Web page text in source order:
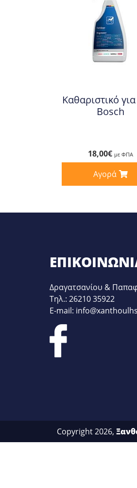
Καθαριστικό
Bosch
18,00€ με ΦΠΑ
Αγορά
Δραγατσανίου &
Τηλ.: 26210 35922
E-mail:
Copyright 2026,